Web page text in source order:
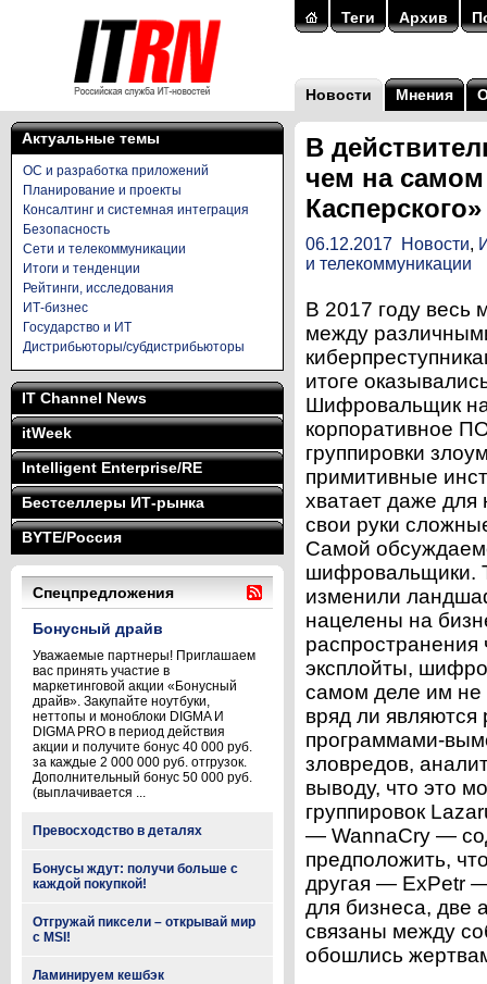
Теги Архив
Новости Мнения
Актуальные темы
ОС и разработка приложений
Планирование и проекты
Консалтинг и системная интеграция
Безопасность
Сети и телекоммуникации
Итоги и тенденции
Рейтинги, исследования
ИТ-бизнес
Государство и ИТ
Дистрибьюторы/субдистрибьюторы
IT Channel News
itWeek
Intelligent Enterprise/RE
Бестселлеры ИТ-рынка
BYTE/Россия
Спецпредложения
Бонусный драйв
Уважаемые партнеры! Приглашаем
вас принять участие в
маркетинговой акции «Бонусный
драйв». Закупайте ноутбуки,
неттопы и моноблоки DIGMA И
DIGMA PRO в период действия
акции и получите бонус 40 000 руб.
за каждые 2 000 000 руб. отгрузок.
Дополнительный бонус 50 000 руб.
(выплачивается ...
Превосходство в деталях
Бонусы ждут: получи больше с
каждой покупкой!
Отгружай пиксели – открывай мир
с MSI!
Ламинируем кешбэк
В
чем на
06.12.2017 Новости,
и телекоммуникации
В 2017 году весь
между
итоге
Шифровальщик
корпоративное
группировки
примитивные
хватает даже для
свои руки
Самой
шифровальщики.
изменили
нацелены на
эксплойты,
самом деле им не
вряд ли
программами-
зловредов,
выводу, что это
группировок
— WannaCry —
предположить,
другая — ExPetr
для бизнеса, две
связаны между
обошлись